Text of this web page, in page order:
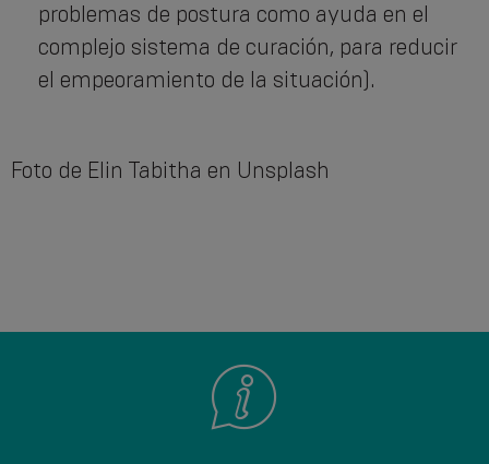
problemas de postura como ayuda en el
complejo sistema de curación, para reducir
el empeoramiento de la situación).
Foto de Elin Tabitha en Unsplash